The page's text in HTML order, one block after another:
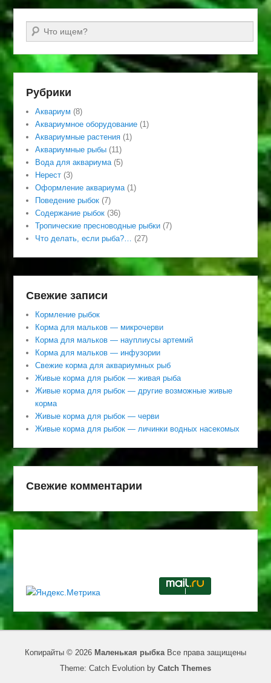
Поиск
Рубрики
Аквариум (8)
Аквариумное оборудование (1)
Аквариумные растения (1)
Аквариумные рыбы (11)
Вода для аквариума(5)
Нерест (3)
Оформление аквариума(1)
Поведение рыбок (7)
Содержание рыбок (36)
Тропические пресноводные рыбки (7)
Что делать, если рыба?… (27)
Свежие записи
Кормление рыбок
Корма для мальков — микрочерви
Корма для мальков — науплиусы артемий
Корма для мальков — инфузории
Свежие корма для аквариумных рыб
Живые корма для рыбок — живая рыба
Живые корма для рыбок — другие возможные живые
корма
Живые корма для рыбок — черви
Живые корма для рыбок — личинки водных насекомых
Свежие комментарии
Копирайты © 2026 Маленькая рыбкаВсе права защищены
Theme: Catch Evolution by Catch Themes